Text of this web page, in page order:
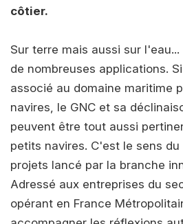
côtier.
Sur terre mais aussi sur
de nombreuses applications.
associé au domaine maritime
navires, le GNC et sa
peuvent être tout aussi
petits navires. C'est le sens du
projets lancé par la branche
Adressé aux entreprises du
opérant en France